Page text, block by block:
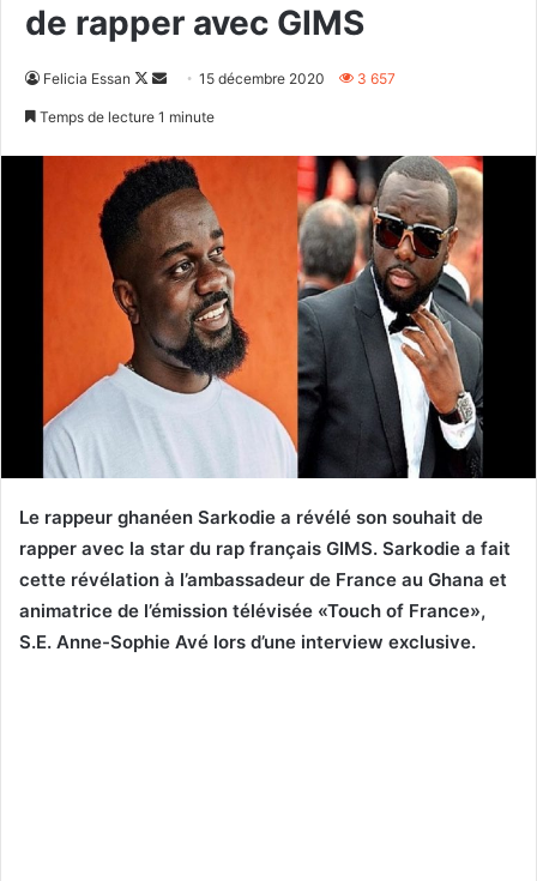
de rapper avec GIMS
Felicia Essan
Follow
Envoyer15 décembre 2020 3 657
Temps de lecture 1 minute
Le rappeur ghanéen Sarkodie a révélé son souhait de
rapper avec la star du rap français GIMS. Sarkodie a fait
cette révélation à l’ambassadeur de France au Ghana et
animatrice de l’émission télévisée «Touch of France»,
S.E. Anne-Sophie Avé lors d’une interview exclusive.